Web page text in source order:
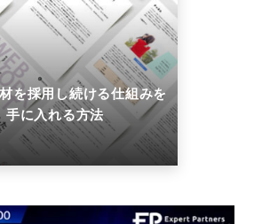
を採用し続ける仕組みを
手に入れる方法